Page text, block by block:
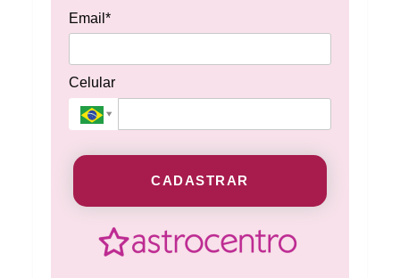
Email*
Celular
CADASTRAR